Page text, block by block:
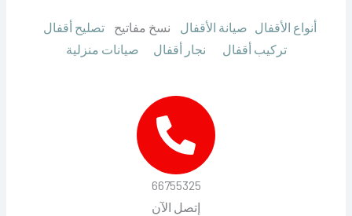
أنواع الأقفال صيانة الأقفال نسخ مفاتيحتصليح أقفال
تركيب أقفال
نجار أقفال صيانات منزلية
66755325
إتصل الآن